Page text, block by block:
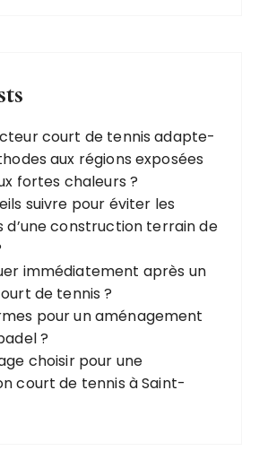
court de tennis adapte-
aux régions exposées
fortes chaleurs ?
suivre pour éviter les
d’une construction terrain de
immédiatement après un
de tennis ?
pour un aménagement
?
choisir pour une
court de tennis à Saint-